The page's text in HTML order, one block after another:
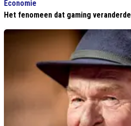
Economie
Het fenomeen dat gaming veranderde